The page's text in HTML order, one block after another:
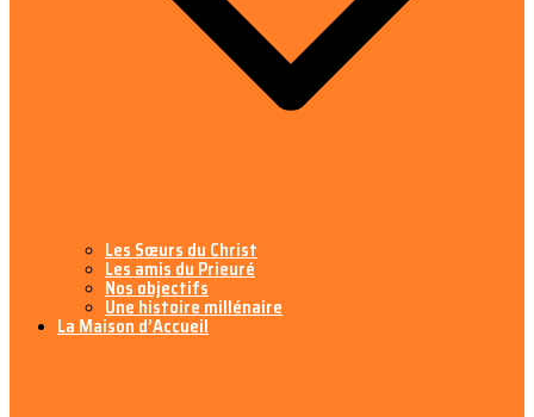
Les Sœurs du Christ
Les amis du Prieuré
Nos objectifs
Une histoire millénaire
La Maison d’Accueil